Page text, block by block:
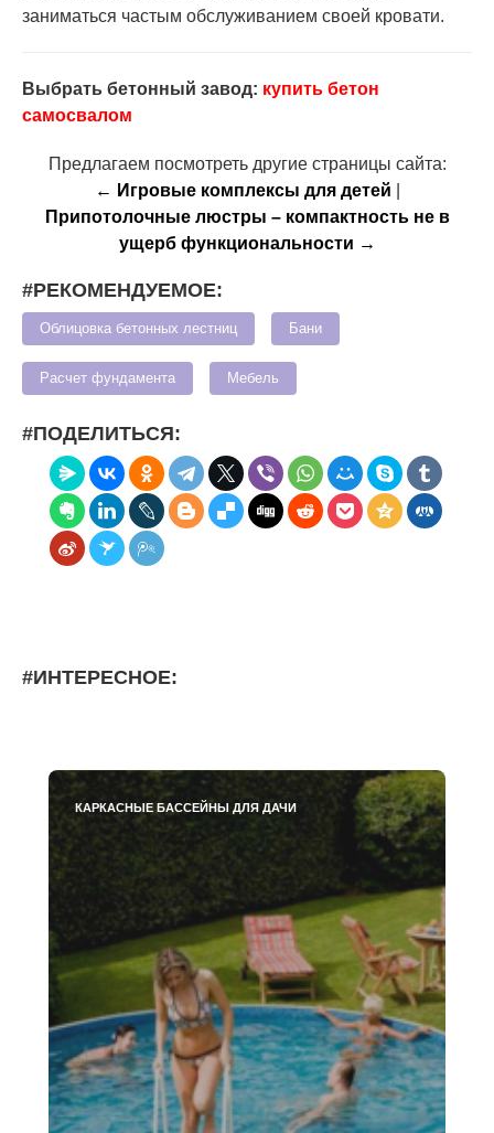
заниматься частым обслуживанием своей кровати.
Выбрать бетонный завод: купить бетон
самосвалом
Предлагаем посмотреть другие страницы сайта:
← Игровые комплексы для детей
Припотолочные люстры – компактность не в
ущерб функциональности →
#РЕКОМЕНДУЕМОЕ:
Облицовка бетонных лестниц Бани
Расчет фундамента Мебель
#ПОДЕЛИТЬСЯ:
#ИНТЕРЕСНОЕ:
КАРКАСНЫЕ БАССЕЙНЫ ДЛЯ ДАЧИ